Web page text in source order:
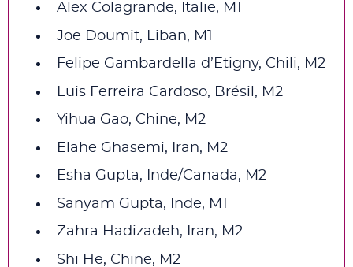
Alex Colagrande, Italie, M1
Joe Doumit, Liban, M1
Felipe Gambardella d’Etigny, Chili, M2
Luis Ferreira Cardoso, Brésil, M2
Yihua Gao, Chine, M2
Elahe Ghasemi, Iran, M2
Esha Gupta, Inde/Canada, M2
Sanyam Gupta, Inde, M1
Zahra Hadizadeh, Iran, M2
Shi He, Chine, M2